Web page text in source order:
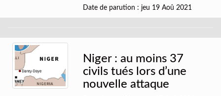
Date de parution : jeu 19 Aoû 2021
Niger : au moins 37
civils tués lors d’une
nouvelle attaque